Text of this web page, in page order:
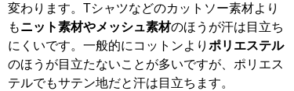
変わります。Tシャツなどのカットソー素材より
もニット素材やメッシュ素材のほうが汗は目立ち
にくいです。一般的にコットンより ポリエステル
のほうが目立たないことが多いですが、ポリエス
テルでもサテン地だと汗は目立ちます。